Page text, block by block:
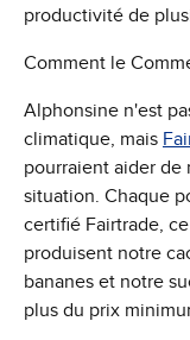
productivité de
Comment le
Alphonsine n'est
climatique, mais
pourraient aider de
situation. Chaque
certifié Fairtrade,
produisent notre
bananes et notre
plus du prix